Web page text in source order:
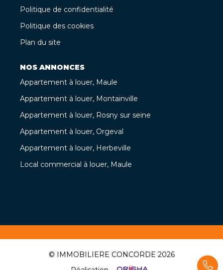
Politique de confidentialité
Politique des cookies
Plan du site
NOS ANNONCES
Appartement à louer, Maule
Appartement à louer, Montainville
Appartement à louer, Rosny sur seine
Appartement à louer, Orgeval
Appartement à louer, Herbeville
Local commercial à louer, Maule
© IMMOBILIERE CONCORDE 2026